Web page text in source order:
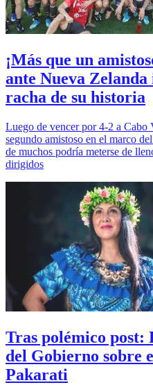
¡Más que un
ante Nueva
racha de su historia
Luego de vencer por 4-2 a Cabo
segundo amistoso en el marco
de muchos podría meterse de
dirigidos
Tras polémico post:
del Gobierno sobre
Pakarati